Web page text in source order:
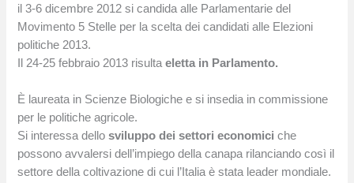
il 3-6 dicembre 2012 si candida alle Parlamentarie del
Movimento 5 Stelle per la scelta dei candidati alle Elezioni
politiche 2013.
Il 24-25 febbraio 2013 risultaeletta in Parlamento.
È laureata in Scienze Biologiche e si insedia in commissione
per le politiche agricole.
Si interessa dellosviluppo dei settori economici che
possono avvalersi dell’impiego della canapa rilanciando così il
settore della coltivazione di cui l’Italia è stata leader mondiale.